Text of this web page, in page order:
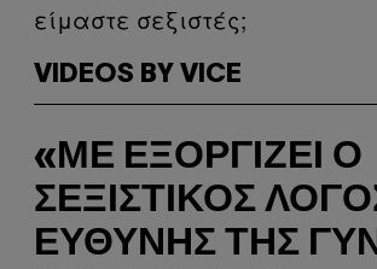
είμαστε σεξιστές;
VIDEOS BY VICE
«ΜΕ ΕΞΟΡΓΊΖΕΙ Ο
ΣΕΞΙΣΤΙΚΌΣ
ΕΥΘΎΝΗΣ ΤΗΣ